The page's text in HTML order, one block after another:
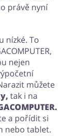
právě nyní
nízké. To
nejen
můžete
tak i na
a pořídit si
nebo tablet.